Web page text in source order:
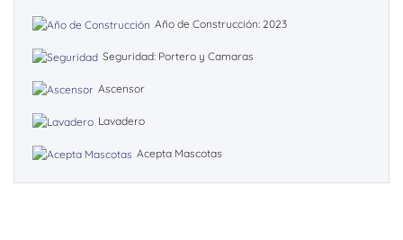
Año de Construcción: 2023
Seguridad: Portero y Camaras
Ascensor
Lavadero
Acepta Mascotas